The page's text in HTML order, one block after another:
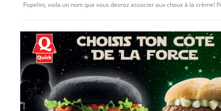
Popelini, voila un nom que vous devrez associer aux choux à la crème!